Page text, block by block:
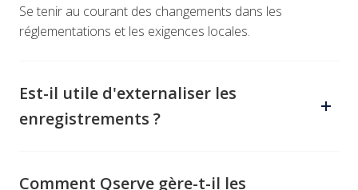
Se tenir au courant des changements dans les
réglementations et les exigences locales.
Est-il utile d'externaliser les
enregistrements ?
effectuer les enregistrements, il y a un risque
Comment Qserve gère-t-il les